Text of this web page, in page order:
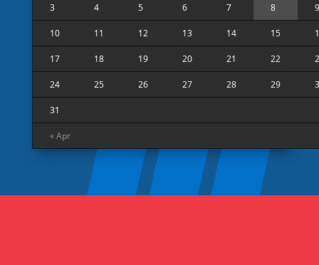
« Apr
3 4 5 6 7 8 9
10 11 12 13 14 15
17 18 19 20 21 22
24 25 26 27 28 29
31